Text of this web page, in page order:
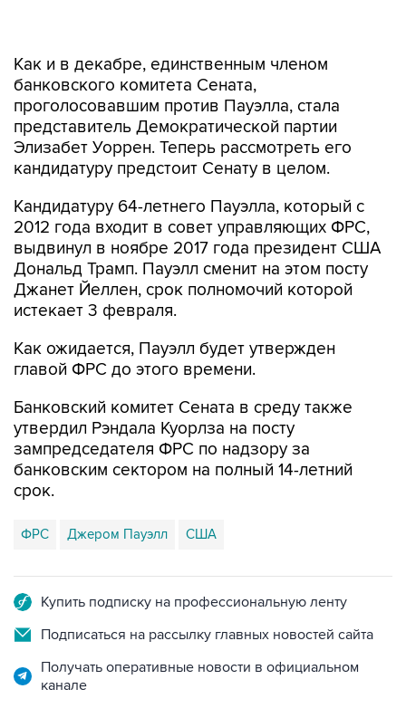
проголосовавшим против Пауэлла, стала
представитель Демократической партии
Элизабет Уоррен. Теперь рассмотреть его
кандидатуру предстоит Сенату в целом.
Кандидатуру 64-летнего Пауэлла, который с
выдвинул в ноябре 2017 года президент США
Дональд Трамп. Пауэлл сменит на этом посту
Джанет Йеллен, срок полномочий которой
истекает 3 февраля.
Как ожидается, Пауэлл будет утвержден
Банковский комитет Сената в среду также
зампредседателя ФРС по надзору за
банковским сектором на полный 14-летний
срок.
ФРС
Подписаться на рассылку главных новостей сайта
Получать оперативные новости в официальном